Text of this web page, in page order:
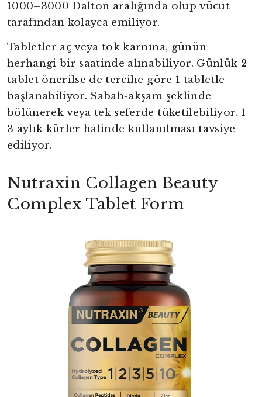
1000–3000 Dalton aralığında olup vücut
tarafından kolayca emiliyor.
Tabletler aç veya tok karnına, günün
herhangi bir saatinde alınabiliyor. Günlük 2
tablet önerilse de tercihe göre 1 tabletle
başlanabiliyor. Sabah-akşam şeklinde
bölünerek veya tek seferde tüketilebiliyor. 1–
3 aylık kürler halinde kullanılması tavsiye
ediliyor.
Nutraxin Collagen Beauty
Complex Tablet Form